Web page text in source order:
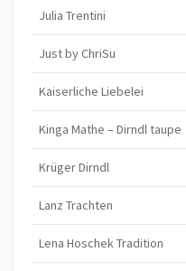
Julia Trentini
Just by ChriSu
Kaiserliche Liebelei
Kinga Mathe – Dirndl taupe
Krüger Dirndl
Lanz Trachten
Lena Hoschek Tradition